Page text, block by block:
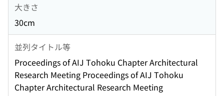
大きさ
30cm
並列タイトル等
Proceedings of AIJ Tohoku Chapter Architectural
Research Meeting Proceedings of AIJ Tohoku
Chapter Architectural Research Meeting